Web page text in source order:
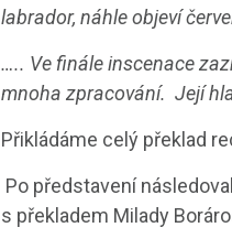
labrador, náhle objeví
….. Ve finále inscenace
mnoha zpracování. Její
Přikládáme celý překlad
Po představení
s překladem Milady